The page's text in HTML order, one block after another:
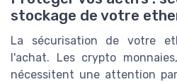
stockage de votre
La sécurisation de votre
l'achat. Les crypto
nécessitent une attention